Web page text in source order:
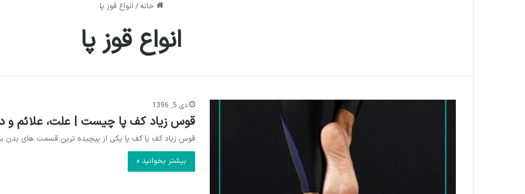
خانه / انواع قوز پا
انواع قوز پا
دی 5, 1396
قوس زیاد کف پا چیست | علت، علائم و
قوس زیاد کف پا کف پا یکی از پیچیده ترین قسمت های بدن
بیشتر بخوانید »